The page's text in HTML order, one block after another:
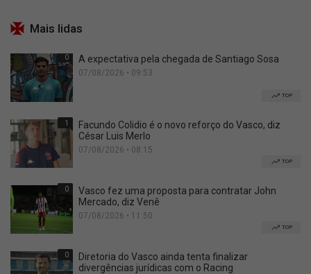
Mais lidas
0 A expectativa pela chegada de Santiago Sosa
07/08/2026 • 09:53
TOP
1
Facundo Colidio é o novo reforço do Vasco, diz
César Luis Merlo
07/08/2026 • 08:15
TOP
0
Vasco fez uma proposta para contratar John
Mercado, diz Venê
07/08/2026 • 11:50
TOP
0
Diretoria do Vasco ainda tenta finalizar
divergências jurídicas com o Racing